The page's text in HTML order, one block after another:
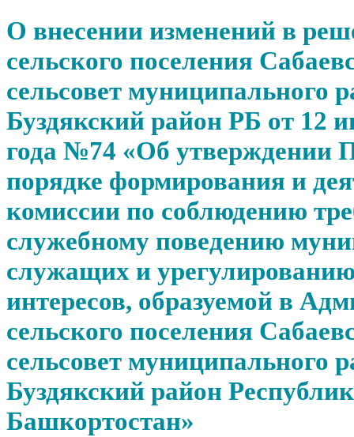
О внесении изменений в
сельского поселения
сельсовет муниципального
Буздякский район РБ от 12
года №74 «Об утверждении
порядке формирования и
комиссии по соблюдению
служебному поведению
служащих и
интересов, образуемой в
сельского поселения
сельсовет муниципального
Буздякский район
Башкортостан»